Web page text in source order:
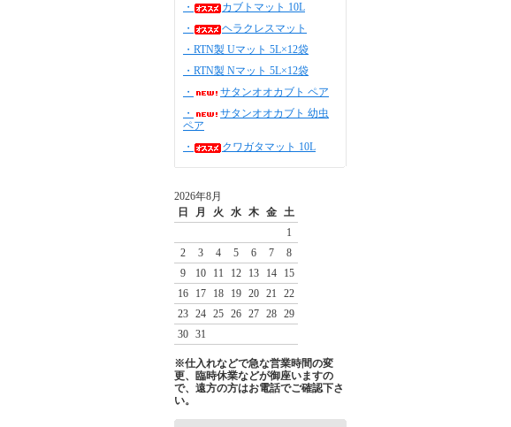
・
カブトマット 10L
・
ヘラクレスマット
・RTN製 Uマット 5L×12袋
・RTN製 Nマット 5L×12袋
・
サタンオオカブト ペア
・
サタンオオカブト 幼虫
ペア
・
クワガタマット 10L
2026年8月
日
月 火 水 木 金 土
1
2
3 4 5 6 7
8
9
10 11 12 13 14
15
16
17 18 19 20 21
22
23 24 25 26 27 28 29
30 31
※仕入れなどで急な営業時間の変
更、臨時休業などが御座いますの
で、遠方の方はお電話でご確認下さ
い。